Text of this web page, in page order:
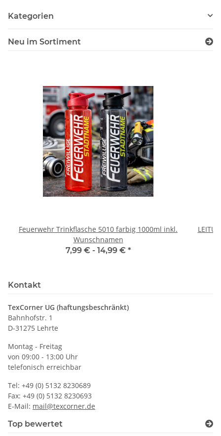
Kategorien
Neu im Sortiment
Feuerwehr Trinkflasche 5010 farbig 1000ml inkl.
Wunschnamen
7,99 € - 14,99 € *
Kontakt
TexCorner UG (haftungsbeschränkt)
Bahnhofstr. 1
D-31275 Lehrte
Montag - Freitag
von 09:00 - 13:00 Uhr
telefonisch erreichbar
Tel: +49 (0) 5132 8230689
Fax: +49 (0) 5132 8230693
E-Mail: mail@texcorner.de
Top bewertet